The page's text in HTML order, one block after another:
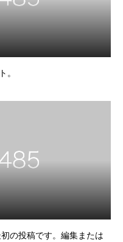
。
の投稿です。編集または